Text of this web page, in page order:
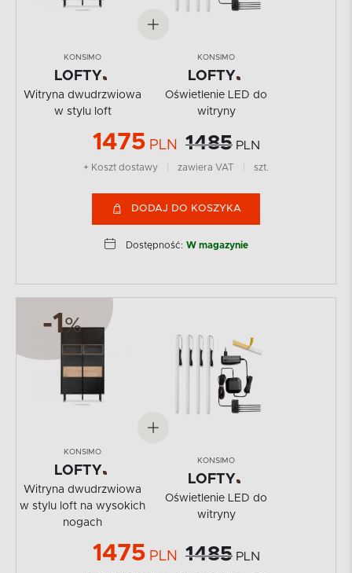
KONSIMO
LOFTY
Witryna dwudrzwiowa
w stylu loft
KONSIMO
LOFTY
Oświetlenie LED do
witryny
1475 PLN 1485 PLN
+ Koszt dostawy zawiera VAT szt.
DODAJ DO KOSZYKA
Dostępność: W magazynie
-1%
KONSIMO
LOFTY
Witryna dwudrzwiowa
w stylu loft na wysokich
nogach
KONSIMO
LOFTY
Oświetlenie LED do
witryny
1475 PLN 1485 PLN